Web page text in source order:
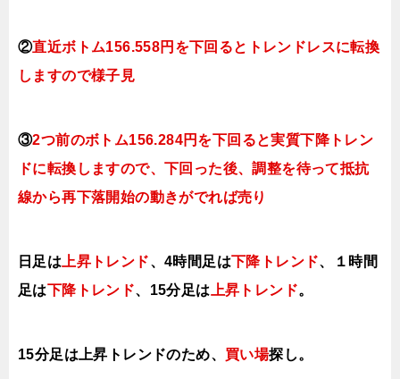
②直近ボトム156.558円を下回るとトレンドレスに転換
しますので様子見
③2つ前のボトム156.284円を下回ると実質下降トレン
ドに転換 しますので、下回った後、調整を待って抵抗
線から再下落開始の動きがでれば売り
日足は上昇トレンド、4時間足は下降トレンド、１時間
足は下降トレンド、15分足は上昇トレンド。
15分足は上昇トレンドのため、 買い場探し。